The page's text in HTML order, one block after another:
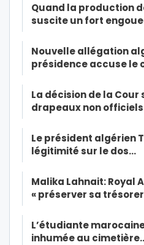
Quand la production
suscite un fort
Nouvelle allégation
présidence accuse le
La décision de la
drapeaux non
Le président algérien
légitimité sur le dos…
Malika Lahnait: Royal
« préserver sa
L’étudiante
inhumée au